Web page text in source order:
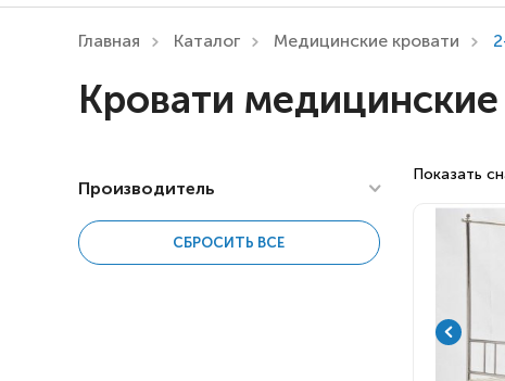
реабилитации для детей
Респираторное оборудование
Главная Каталог Медицинские кровати
Кровати
Производитель
СБРОСИТЬ ВСЕ
Показать